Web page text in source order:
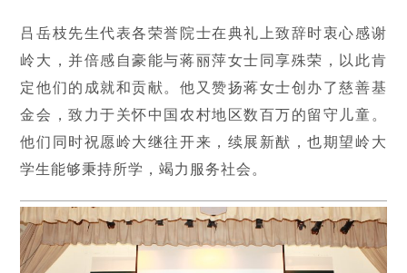
吕岳枝先生代表各荣誉院士在典礼上致辞时衷心感谢
岭大，并倍感自豪能与蒋丽萍女士同享殊荣，以此肯
定他们的成就和贡献。他又赞扬蒋女士创办了慈善基
金会，致力于关怀中国农村地区数百万的留守儿童。
他们同时祝愿岭大继往开来，续展新猷，也期望岭大
学生能够秉持所学，竭力服务社会。